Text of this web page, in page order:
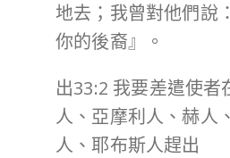
地去；我曾對他們說
你的後裔』。
出33:2 我要差遣使者
人、亞摩利人、赫人
人、耶布斯人趕出